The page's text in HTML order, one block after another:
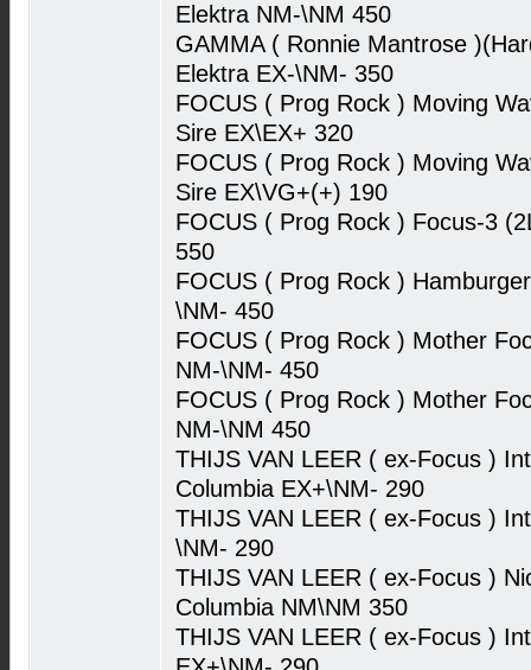
Elektra NM-\NM 450
GAMMA ( Ronnie Mantrose
Elektra EX-\NM- 350
FOCUS ( Prog Rock ) Moving
Sire EX\EX+ 320
FOCUS ( Prog Rock ) Moving
Sire EX\VG+(+) 190
FOCUS ( Prog Rock ) Focus-3
550
FOCUS ( Prog Rock )
\NM- 450
FOCUS ( Prog Rock ) Mother
NM-\NM- 450
FOCUS ( Prog Rock ) Mother
NM-\NM 450
THIJS VAN LEER ( ex-Focus )
Columbia EX+\NM- 290
THIJS VAN LEER ( ex-Focus )
\NM- 290
THIJS VAN LEER ( ex-Focus )
Columbia NM\NM 350
THIJS VAN LEER ( ex-Focus )